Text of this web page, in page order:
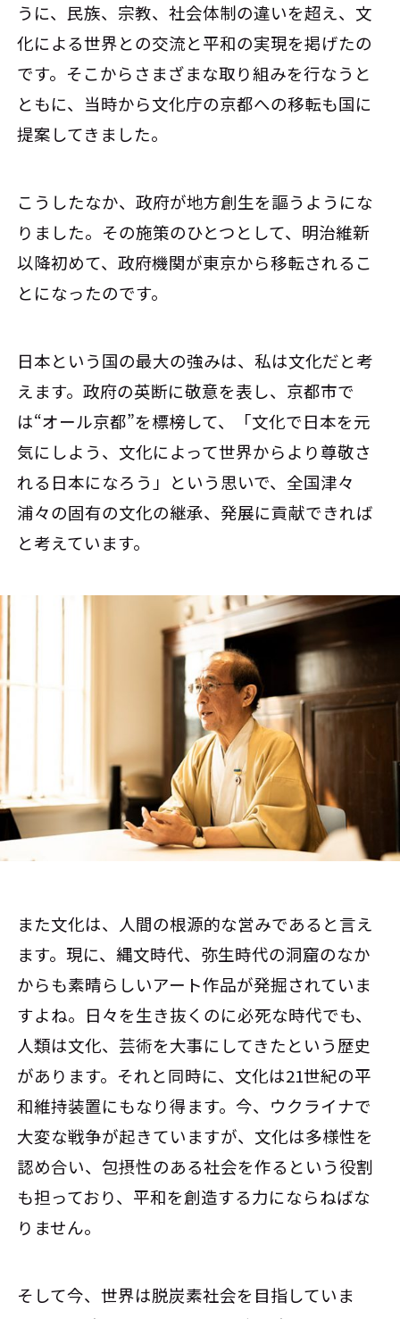
うに、民族、宗教、社会体制の違いを超え、文
化による世界との交流と平和の実現を掲げたの
です。そこからさまざまな取り組みを行なうと
ともに、当時から文化庁の京都への移転も国に
提案してきました。
こうしたなか、政府が地方創生を謳うようにな
りました。その施策のひとつとして、明治維新
以降初めて、政府機関が東京から移転されるこ
とになったのです。
日本という国の最大の強みは、私は文化だと考
えます。政府の英断に敬意を表し、京都市で
は“オール京都”を標榜して、「文化で日本を元
気にしよう、文化によって世界からより尊敬さ
れる日本になろう」という思いで、全国津々
浦々の固有の文化の継承、発展に貢献できれば
と考えています。
また文化は、人間の根源的な営みであると言え
ます。現に、縄文時代、弥生時代の洞窟のなか
からも素晴らしいアート作品が発掘されていま
すよね。日々を生き抜くのに必死な時代でも、
人類は文化、芸術を大事にしてきたという歴史
があります。それと同時に、文化は21世紀の平
和維持装置にもなり得ます。今、ウクライナで
大変な戦争が起きていますが、文化は多様性を
認め合い、包摂性のある社会を作るという役割
も担っており、平和を創造する力にならねばな
りません。
そして今、世界は脱炭素社会を目指していま